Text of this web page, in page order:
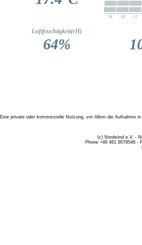
Eine private oder kommerzielle Nutzung, vor Allem die Aufnahme
(c) Nordwind e.V. -
Phone +49 461 8079546 -